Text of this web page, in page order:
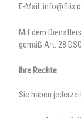
E-Mail:
Mit dem
gemäß Art. 28
Ihre Rechte
Sie haben